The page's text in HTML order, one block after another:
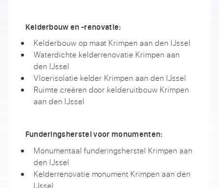
Kelderbouw en -renovatie:
Kelderbouw op maat Krimpen aan den IJssel
Waterdichte kelderrenovatie Krimpen aan
den IJssel
Vloerisolatie kelder Krimpen aan den IJssel
Ruimte creëren door kelderuitbouw Krimpen
aan den IJssel
Funderingsherstel voor monumenten:
Monumentaal funderingsherstel Krimpen aan
den IJssel
Kelderrenovatie monument Krimpen aan den
IJssel